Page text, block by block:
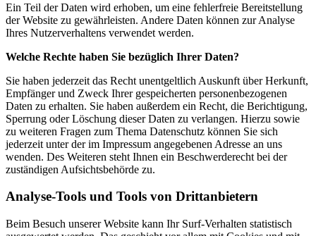
Ein Teil der Daten wird erhoben, um eine fehlerfreie Bereitstellung
der Website zu gewährleisten. Andere Daten können zur Analyse
Ihres Nutzerverhaltens verwendet werden.
Welche Rechte haben Sie bezüglich Ihrer Daten?
Sie haben jederzeit das Recht unentgeltlich Auskunft über Herkunft,
Empfänger und Zweck Ihrer gespeicherten personenbezogenen
Daten zu erhalten. Sie haben außerdem ein Recht, die Berichtigung,
Sperrung oder Löschung dieser Daten zu verlangen. Hierzu sowie
zu weiteren Fragen zum Thema Datenschutz können Sie sich
jederzeit unter der im Impressum angegebenen Adresse an uns
wenden. Des Weiteren steht Ihnen ein Beschwerderecht bei der
zuständigen Aufsichtsbehörde zu.
Analyse-Tools und Tools von Drittanbietern
Beim Besuch unserer Website kann Ihr Surf-Verhalten statistisch